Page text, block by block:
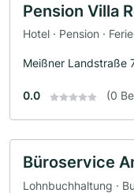
Pension Villa
Hotel · Pension ·
Meißner Landstraße
0.0 (0
Büroservice
Lohnbuchhaltung ·